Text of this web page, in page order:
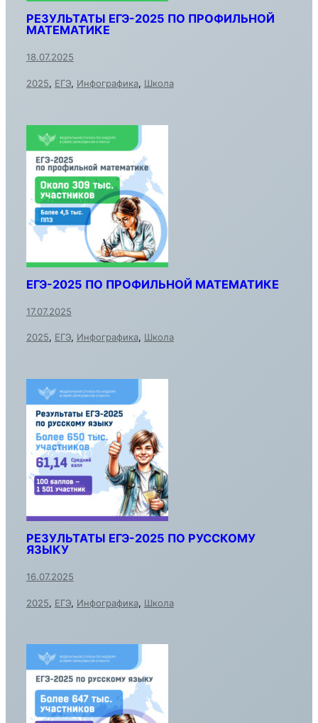
РЕЗУЛЬТАТЫ ЕГЭ-2025 ПО ПРОФИЛЬНОЙ
МАТЕМАТИКЕ
18.07.2025
2025, ЕГЭ, Инфографика, Школа
ЕГЭ-2025 ПО ПРОФИЛЬНОЙ МАТЕМАТИКЕ
17.07.2025
2025, ЕГЭ, Инфографика, Школа
РЕЗУЛЬТАТЫ ЕГЭ-2025 ПО РУССКОМУ
ЯЗЫКУ
16.07.2025
2025, ЕГЭ, Инфографика, Школа